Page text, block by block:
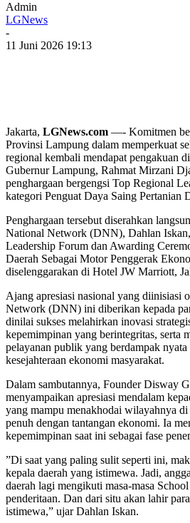
Admin
LGNews
-
11 Juni 2026 19:13
Jakarta, LGNews.com —- Komitmen
Provinsi Lampung dalam memperkuat
regional kembali mendapat pengakuan
Gubernur Lampung, Rahmat Mirzani
penghargaan bergengsi Top Regional
kategori Penguat Daya Saing Pertanian
​Penghargaan tersebut diserahkan
National Network (DNN), Dahlan
Leadership Forum dan Awarding
Daerah Sebagai Motor Penggerak
diselenggarakan di Hotel JW Marriott,
​Ajang apresiasi nasional yang diinisiasi
Network (DNN) ini diberikan kepada
dinilai sukses melahirkan inovasi
kepemimpinan yang berintegritas, serta
pelayanan publik yang berdampak
kesejahteraan ekonomi masyarakat.
​Dalam sambutannya, Founder Disway
menyampaikan apresiasi mendalam
yang mampu menakhodai wilayahnya
penuh dengan tantangan ekonomi. Ia
kepemimpinan saat ini sebagai fase
​”Di saat yang paling sulit seperti ini,
kepala daerah yang istimewa. Jadi,
daerah lagi mengikuti masa-masa
penderitaan. Dan dari situ akan lahir
istimewa,” ujar Dahlan Iskan.